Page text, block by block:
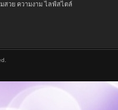
วย ความงาม ไลฟ์สไตล์